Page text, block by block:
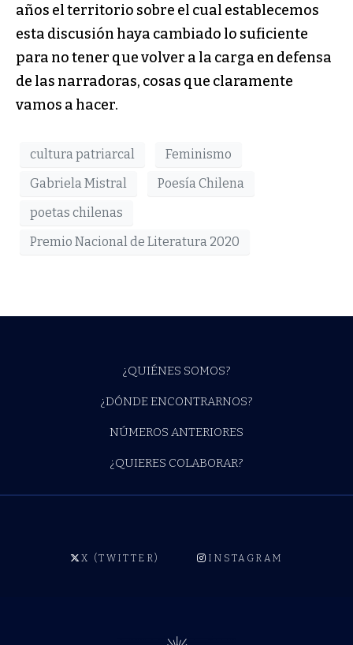
años el territorio sobre el cual establecemos
esta discusión haya cambiado lo suficiente
para no tener que volver a la carga en defensa
de las narradoras, cosas que claramente
vamos a hacer.
cultura patriarcal
Feminismo
Gabriela Mistral
Poesía Chilena
poetas chilenas
Premio Nacional de Literatura 2020
¿QUIÉNES SOMOS?
¿DÓNDE ENCONTRARNOS?
NÚMEROS ANTERIORES
¿QUIERES COLABORAR?
X (TWITTER) INSTAGRAM